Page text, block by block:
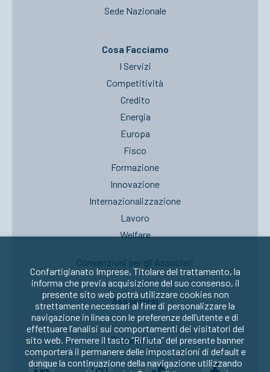
Sede Nazionale
Cosa Facciamo
I Servizi
Competitività
Credito
Energia
Europa
Fisco
Formazione
Innovazione
Internazionalizzazione
Lavoro
Welfare
Convenzioni per gli Associati
Associarsi
Seguici su:
Confartigianato Imprese, Titolare del trattamento, la
informa che previa acquisizione del suo consenso, il
presente sito web potrà utilizzare cookies non
strettamente necessari al fine di personalizzare la
navigazione in linea con le preferenze dell’utente e di
effettuare l’analisi sui comportamenti dei visitatori del
sito web. Premere il tasto “Rifiuta” del presente banner
comporterà il permanere delle impostazioni di default e
dunque la continuazione della navigazione utilizzando